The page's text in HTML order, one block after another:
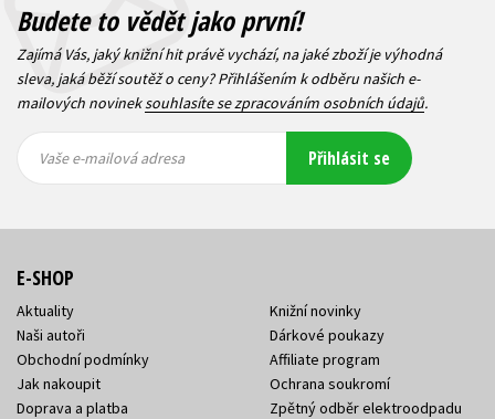
Budete to vědět jako první!
Zajímá Vás, jaký knižní hit právě vychází, na jaké zboží je výhodná
sleva, jaká běží soutěž o ceny? Přihlášením k odběru našich e-
mailových novineksouhlasíte se zpracováním osobních údajů.
mailová
mailová
Vaše e-mailová adresa Přihlásit se
E-SHOP
Aktuality
Naši autoři
Obchodní podmínky
Jak nakoupit
Doprava a platba
Knižní novinky
Dárkové poukazy
Affiliate program
Ochrana soukromí
Zpětný odběr elektroodpadu